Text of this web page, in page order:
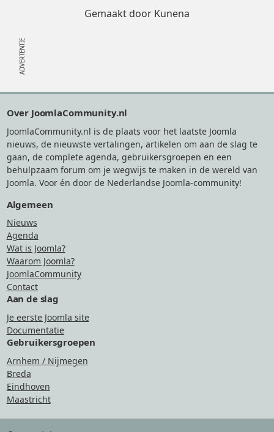
Gemaakt door Kunena
Over JoomlaCommunity.nl
JoomlaCommunity.nl is de plaats voor het laatste Joomla
nieuws, de nieuwste vertalingen, artikelen om aan de slag te
gaan, de complete agenda, gebruikersgroepen en een
behulpzaam forum om je wegwijs te maken in de wereld van
Joomla. Voor én door de Nederlandse Joomla-community!
Algemeen
Nieuws
Agenda
Wat is Joomla?
Waarom Joomla?
JoomlaCommunity
Contact
Aan de slag
Je eerste Joomla site
Documentatie
Gebruikersgroepen
Arnhem / Nijmegen
Breda
Eindhoven
Maastricht